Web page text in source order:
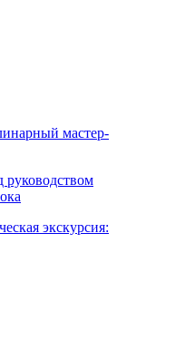
мастер-
руководством